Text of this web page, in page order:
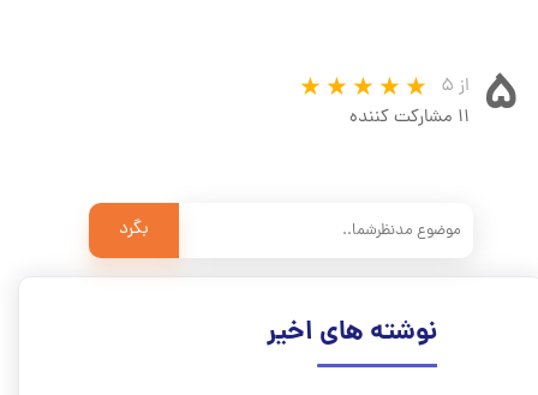
۵
از ۵
۱۱ مشارکت کننده
نوشته های اخیر
بگرد